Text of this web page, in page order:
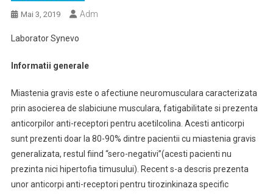
Mai 3, 2019 Adm
Laborator Synevo
Informatii generale
Miastenia gravis este o afectiune neuromusculara caracterizata
prin asocierea de slabiciune musculara, fatigabilitate si prezenta
anticorpilor anti-receptori pentru acetilcolina. Acesti anticorpi
sunt prezenti doar la 80-90% dintre pacientii cu miastenia gravis
generalizata, restul fiind “sero-negativi”(acesti pacienti nu
prezinta nici hipertofia timusului). Recent s-a descris prezenta
unor anticorpi anti-receptori pentru tirozinkinaza specific